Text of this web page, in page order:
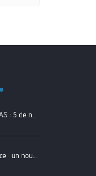
Evaluation HAS : 5 de nos services classés A
Téléassistance : un nouveau produit pour plus de sécurité